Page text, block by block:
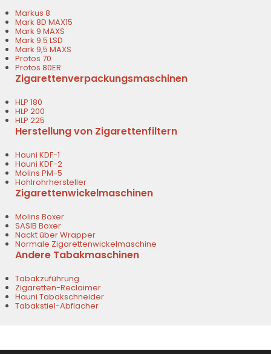
Markus 8
Mark 8D MAX15
Mark 9 MAXS
Mark 9.5 LSD
Mark 9,5 MAXS
Protos 70
Protos 80ER
Zigarettenverpackungsmaschinen
HLP 180
HLP 200
HLP 225
Herstellung von Zigarettenfiltern
Hauni KDF-1
Hauni KDF-2
Molins PM-5
Hohlrohrhersteller
Zigarettenwickelmaschinen
Molins Boxer
SASIB Boxer
Nackt über Wrapper
Normale Zigarettenwickelmaschine
Andere Tabakmaschinen
Tabakzuführung
Zigaretten-Reclaimer
Hauni Tabakschneider
Tabakstiel-Abflacher